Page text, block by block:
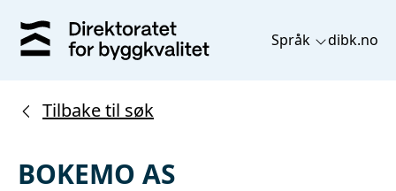
Språk dibk.no
Tilbake til søk
BOKEMO AS